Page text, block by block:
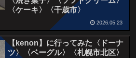
〈ケーキ〉〈千歳市〉
2026.05.23
【kenon】に行ってみた〈ドーナ
ツ〉〈ベーグル〉〈札幌市北区〉